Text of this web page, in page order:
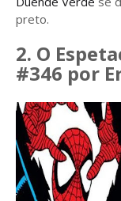
preto.
2. O
#346 por